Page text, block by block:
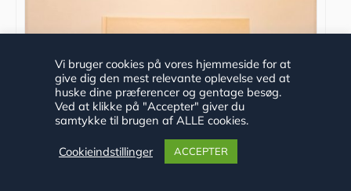
Vi bruger cookies på vores hjemmeside for at
give dig den mest relevante oplevelse ved at
huske dine præferencer og gentage besøg.
Ved at klikke på "Accepter" giver du
samtykke til brugen af ALLE cookies.
Cookieindstillinger ACCEPTER